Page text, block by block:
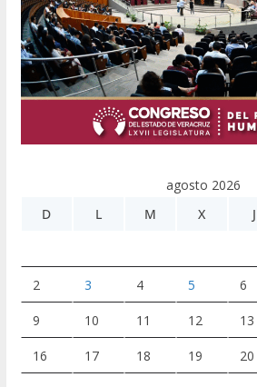
agosto 2026
D
L M X J
2 3 4 5 6
9 10 11 12 13
16 17 18 19 20